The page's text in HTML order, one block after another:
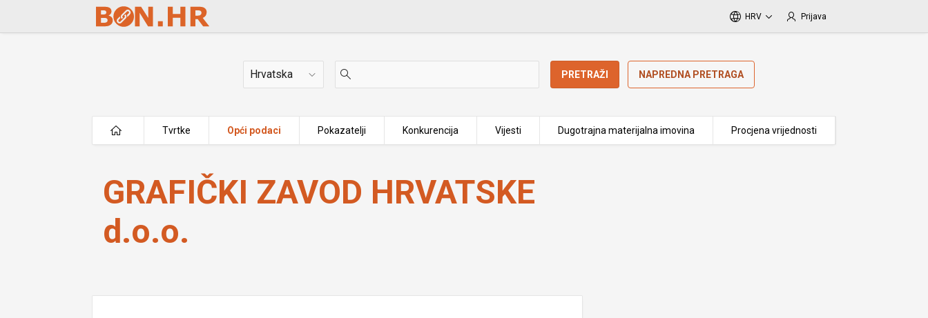
Skip to Main Content
HRV Prijava
Država PRETRAŽI NAPREDNA PRETRAGA
Tvrtke Opći podaci Pokazatelji Konkurencija Vijesti Dugotrajna materijalna imovina Procjena vrijednosti
GRAFIČKI ZAVOD HRVATSKE d.o.o.
GRAFIČKI ZAVOD HRVATSKE
d.o.o.